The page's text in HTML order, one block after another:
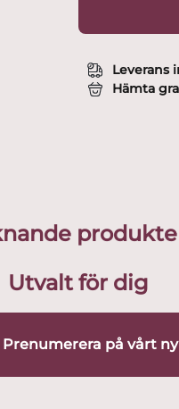
Leverans
Hämta
Utvalt för dig
på vårt